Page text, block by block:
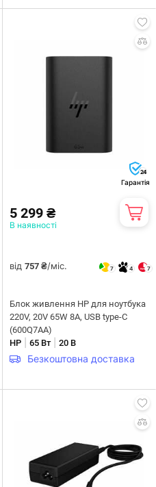
24
Гарантія
5 299 ₴
В наявності
від 757 ₴/міс. 7 4 7
Блок живлення HP для ноутбука
220V, 20V 65W 8A, USB type-C
(600Q7AA)
HP
65 Вт| 20 В
Безкоштовна доставка